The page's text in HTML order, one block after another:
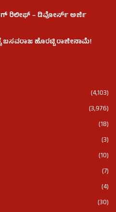
ರಿಲೀಫ್ – ಡಿವೋರ್ಸ್ ಅರ್ಜಿ
ಬಸವರಾಜ ಹೊರಟ್ಟಿ ರಾಜೀನಾಮೆ!
(4,103)
(3,976)
(18)
(3)
(10)
(7)
(4)
(30)